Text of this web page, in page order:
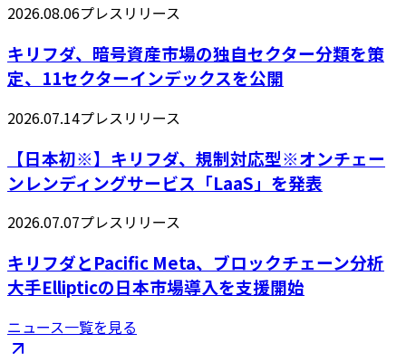
2026.08.06プレスリリース
キリフダ、暗号資産市場の独自セクター分類を策
定、11セクターインデックスを公開
2026.07.14プレスリリース
【日本初※】キリフダ、規制対応型※オンチェー
ンレンディングサービス「LaaS」を発表
2026.07.07プレスリリース
キリフダとPacific Meta、ブロックチェーン分析
大手Ellipticの日本市場導入を支援開始
ニュース一覧を見る